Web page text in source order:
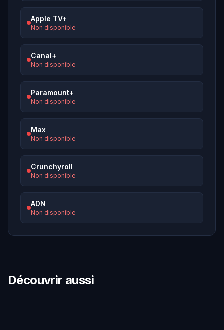
Apple TV+
Non disponible
Canal+
Non disponible
Paramount+
Non disponible
Max
Non disponible
Crunchyroll
Non disponible
ADN
Non disponible
Découvrir aussi